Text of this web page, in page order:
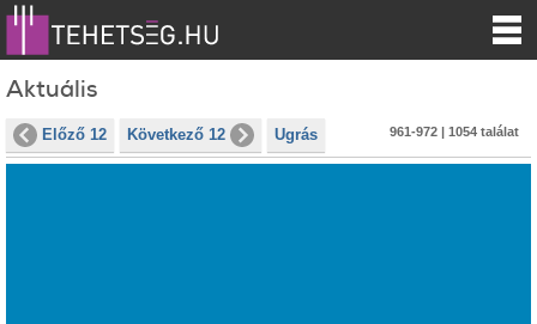
Aktuális
Előző 12 Következő 12 Ugrás 961-972 | 1054 találat